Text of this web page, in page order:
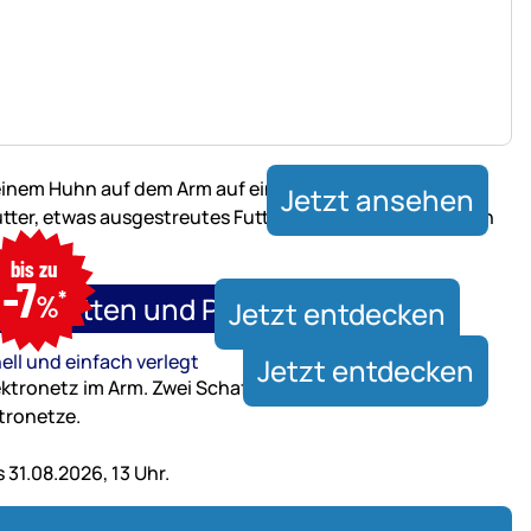
Jetzt ansehen
und Paddockplatten
und einfach verlegt
nur
bis
31.08.2026,
13
Uhr
bis zu
-7%* Jetzt entdecken
Jetzt entdecken
13 Uhr.